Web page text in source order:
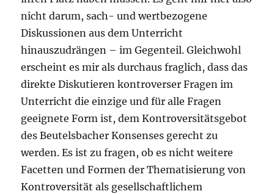
nicht darum, sach- und wertbezogene
Diskussionen aus dem Unterricht
hinauszudrängen – im Gegenteil. Gleichwohl
erscheint es mir als durchaus fraglich, dass das
direkte Diskutieren kontroverser Fragen im
Unterricht die einzige und für alle Fragen
geeignete Form ist, dem Kontroversitätsgebot
des Beutelsbacher Konsenses gerecht zu
werden. Es ist zu fragen, ob es nicht weitere
Facetten und Formen der Thematisierung von
Kontroversität als gesellschaftlichem